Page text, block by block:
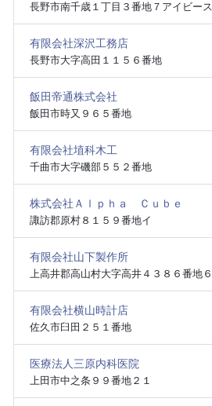
長野市南千歳１丁目３番地７アイビー
有限会社深沢工務店
長野市大字高田１１５６番地
飯田帝通株式会社
飯田市時又９６５番地
有限会社埴科木工
千曲市大字磯部５５２番地
株式会社Ａｌｐｈａ Ｃｕｂｅ
諏訪郡原村８１５９番地イ
有限会社山下製作所
上高井郡高山村大字高井４３８６番地６
有限会社横山時計店
佐久市臼田２５１番地
医療法人三原内科医院
上田市中之条９９番地２１